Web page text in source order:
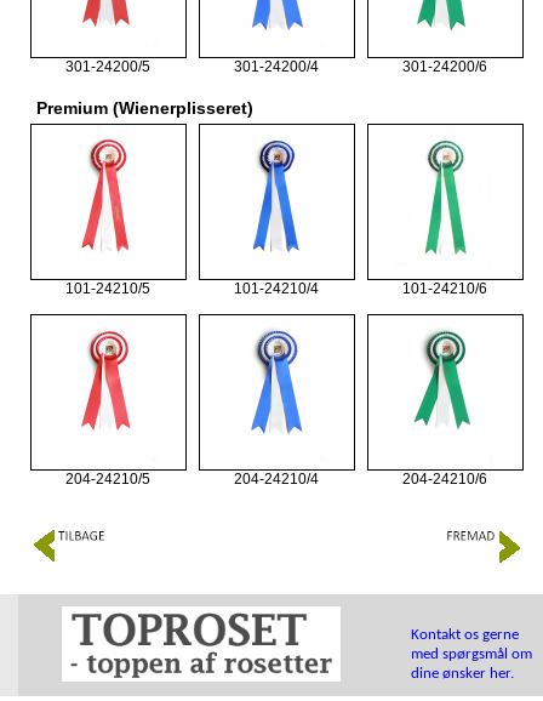
301-24200/5 301-24200/4 301-24200/6
Premium (Wienerplisseret)
101-24210/5 101-24210/4 101-24210/6
204-24210/5 204-24210/4 204-24210/6
Kontakt os gerne
med spørgsmål om
dine ønsker her.